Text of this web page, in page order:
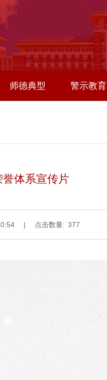
师德典型 警示教育
体系宣传片
| 点击数量: 377